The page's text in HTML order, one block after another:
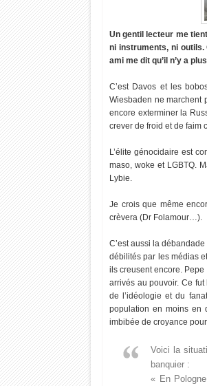
Un gentil lecteur me
ni instruments, ni
ami me dit qu’il n’y a
C’est Davos et les
Wiesbaden ne marchent
encore exterminer la
crever de froid et de faim
L’élite génocidaire est
maso, woke et LGBTQ.
Lybie.
Je crois que même
crèvera (Dr Folamour…).
C’est aussi la
débilités par les médias
ils creusent encore.
arrivés au pouvoir. Ce
de l’idéologie et du
population en moins en
imbibée de croyance
Voici la
banquier :
« En